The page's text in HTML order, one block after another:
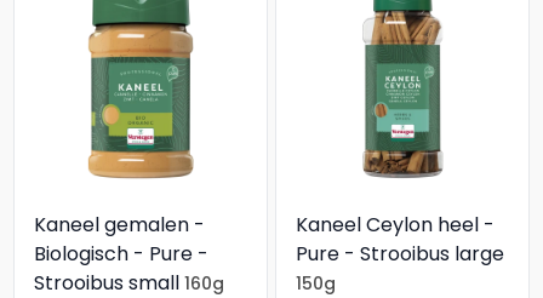
Kaneel gemalen -
Biologisch - Pure -
Strooibus small 160g
Kaneel Ceylon heel -
Pure - Strooibus large
150g